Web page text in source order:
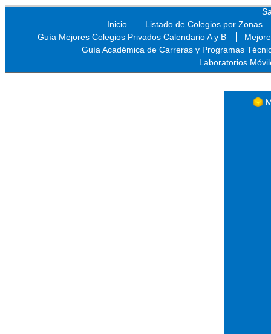
Inicio
Listado de Colegios por Zonas
Guía Mejores Colegios Privados Calendario A y B
Guía Académica de Carreras y Programas
Laboratorios